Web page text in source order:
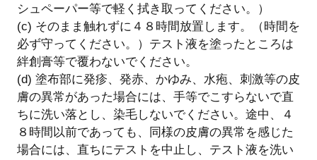
シュペーパー等で軽く拭き取ってください。）
(c) そのまま触れずに４８時間放置します。（時間を
必ず守ってください。）テスト液を塗ったところは
絆創膏等で覆わないでください。
(d) 塗布部に発疹、発赤、かゆみ、水疱、刺激等の皮
膚の異常があった場合には、手等でこすらないで直
ちに洗い落とし、染毛しないでください。途中、４
８時間以前であっても、同様の皮膚の異常を感じた
場合には、直ちにテストを中止し、テスト液を洗い